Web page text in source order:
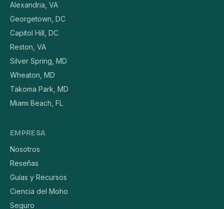
Alexandria, VA
Georgetown, DC
Capitol Hill, DC
Reston, VA
Silver Spring, MD
Wheaton, MD
Takoma Park, MD
Miami Beach, FL
EMPRESA
Nosotros
Reseñas
Guías y Recursos
Ciencia del Moho
Seguro